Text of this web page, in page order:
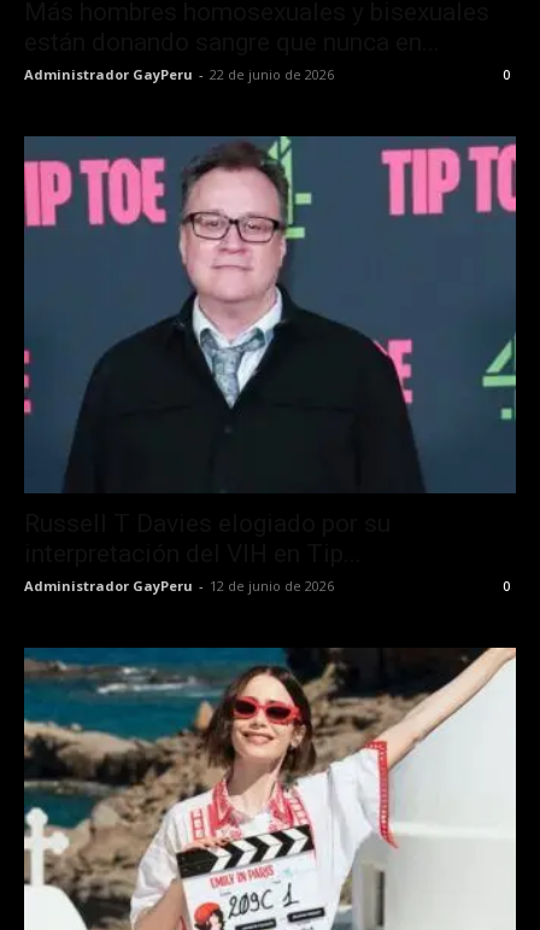
Administrador GayPeru - 22 de junio de 2026 0
Administrador GayPeru - 12 de junio de 2026 0